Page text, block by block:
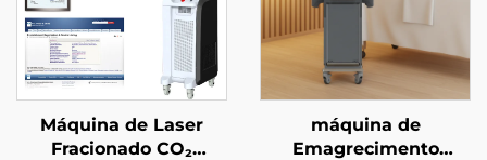
Máquina de Laser
Fracionado CO₂
máquina de
Emagrecimento